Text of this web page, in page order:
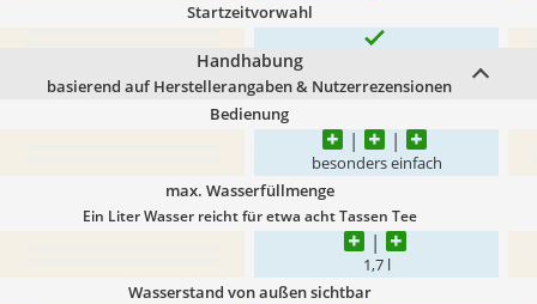
Startzeitvorwahl
Handhabung
basierend auf Herstellerangaben & Nutzerrezensionen
Bedienung
besonders einfach
max. Wasserfüllmenge
Ein Liter Wasser reicht für etwa acht Tassen Tee
1,7 l
Wasserstand von außen sichtbar